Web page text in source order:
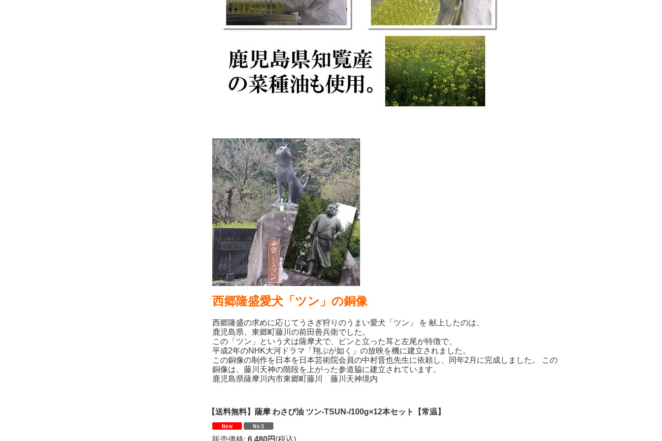
西郷隆盛愛犬「ツン」の銅像
西郷隆盛の求めに応じてうさぎ狩りのうまい愛犬「ツン」 を 献上したのは、
鹿児島県、東郷町藤川の前田善兵衛でした。
この「ツン」という犬は薩摩犬で、ピンと立った耳と左尾が特徴で、
平成2年のNHK大河ドラマ「翔ぶが如く」の放映を機に建立されました。
この銅像の制作を日本を日本芸術院会員の中村晋也先生に依頼し、同年2月に完成しました。
この
銅像は、藤川天神の階段を上がった参道脇に建立されています。
鹿児島県薩摩川内市東郷町藤川 藤川天神境内
【送料無料】薩摩 わさび油 ツン-TSUN-/100g×12本セット【常温】